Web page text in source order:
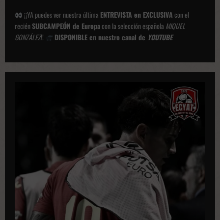
¡¡YA puedes ver nuestra última ENTREVISTA en EXCLUSIVAcon el
reciénSUBCAMPEÓN de Europacon la selección española MIQUEL
GONZÁLEZ!! DISPONIBLE en nuestro canal de YOUTUBE